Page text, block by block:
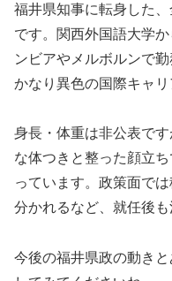
福井県知事に転身した
です。関西外国語大学
ンビアやメルボルンで
かなり異色の国際キャリ
身長・体重は非公表で
な体つきと整った顔立
っています。政策面で
分かれるなど、就任後も
今後の福井県政の動き